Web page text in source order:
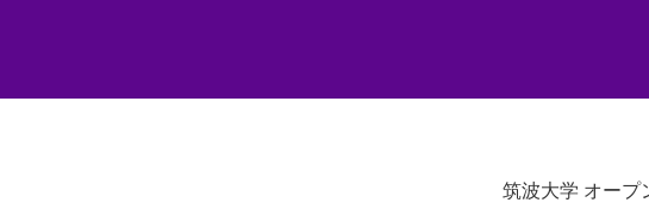
筑波大学 オープ